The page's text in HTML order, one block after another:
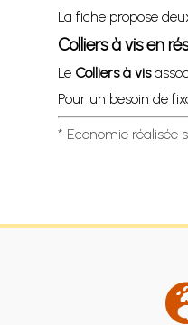
La fiche propose
Colliers à visen
Le Colliers à vis
Pour un besoin de
* Economie réalisée